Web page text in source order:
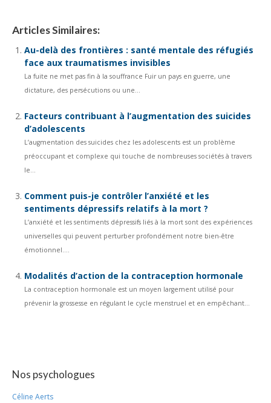
Articles Similaires:
Au-delà des frontières : santé mentale des réfugiés
face aux traumatismes invisibles
La fuite ne met pas fin à la souffrance Fuir un pays en guerre, une
dictature, des persécutions ou une...
Facteurs contribuant à l’augmentation des suicides
d’adolescents
L’augmentation des suicides chez les adolescents est un problème
préoccupant et complexe qui touche de nombreuses sociétés à travers
le...
Comment puis-je contrôler l’anxiété et les
sentiments dépressifs relatifs à la mort ?
L’anxiété et les sentiments dépressifs liés à la mort sont des expériences
universelles qui peuvent perturber profondément notre bien-être
émotionnel....
Modalités d’action de la contraception hormonale
La contraception hormonale est un moyen largement utilisé pour
prévenir la grossesse en régulant le cycle menstruel et en empêchant...
Nos psychologues
Céline Aerts